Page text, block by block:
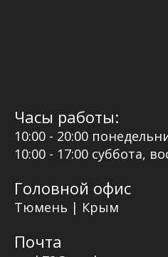
Часы работы:
10:00 - 20:00
10:00 - 17:00 суббота,
Головной офис
Тюмень | Крым
Почта